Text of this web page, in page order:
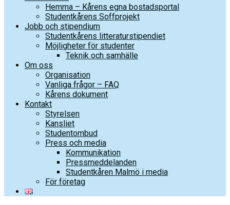
Hemma – Kårens egna bostadsportal
Studentkårens Soffprojekt
Jobb och stipendium
Studentkårens litteraturstipendiet
Möjligheter för studenter
Teknik och samhälle
Om oss
Organisation
Vanliga frågor – FAQ
Kårens dokument
Kontakt
Styrelsen
Kansliet
Studentombud
Press och media
Kommunikation
Pressmeddelanden
Studentkåren Malmö i media
För företag